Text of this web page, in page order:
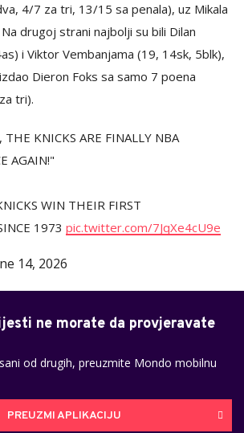
4/7 za tri, 13/15 sa penala), uz Mikala
drugoj strani najbolji su bili Dilan
i Viktor Vembanjama (19, 14sk, 5blk),
Dieron Foks sa samo 7 poena
tri).
THE KNICKS ARE FINALLY NBA
AGAIN!"
WIN THEIR FIRST
1973 pic.twitter.com/7JqXe4cU9e
14, 2026
ne morate da provjeravate
od drugih, preuzmite Mondo mobilnu
PREUZMI APLIKACIJU